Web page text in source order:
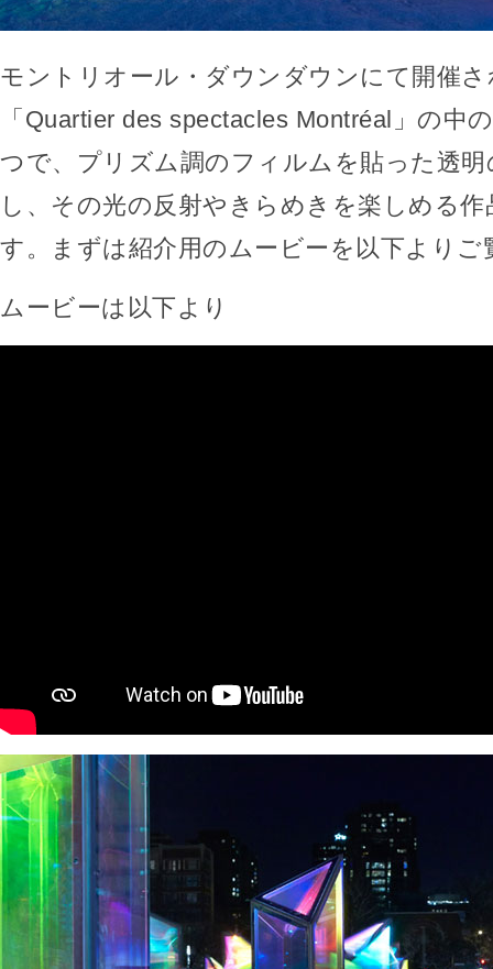
モントリオール・ダウンダウンにて開催
「Quartier des spectacles Montréal」の中
つで、プリズム調のフィルムを貼った透
し、その光の反射やきらめきを楽しめる
す。まずは紹介用のムービーを以下よりご
ムービーは以下より